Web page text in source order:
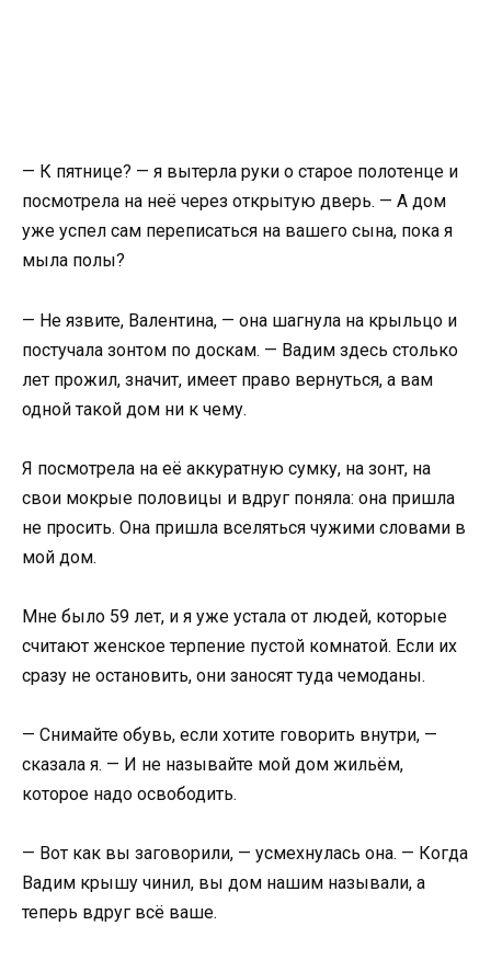
— К пятнице? — я вытерла руки о старое полотенце и
посмотрела на неё через открытую дверь. — А дом
уже успел сам переписаться на вашего сына, пока я
мыла полы?
— Не язвите, Валентина, — она шагнула на крыльцо и
постучала зонтом по доскам. — Вадим здесь столько
лет прожил, значит, имеет право вернуться, а вам
одной такой дом ни к чему.
Я посмотрела на её аккуратную сумку, на зонт, на
свои мокрые половицы и вдруг поняла: она пришла
не просить. Она пришла вселяться чужими словами в
мой дом.
Мне было 59 лет, и я уже устала от людей, которые
считают женское терпение пустой комнатой. Если их
сразу не остановить, они заносят туда чемоданы.
— Снимайте обувь, если хотите говорить внутри, —
сказала я. — И не называйте мой дом жильём,
которое надо освободить.
— Вот как вы заговорили, — усмехнулась она. — Когда
Вадим крышу чинил, вы дом нашим называли, а
теперь вдруг всё ваше.